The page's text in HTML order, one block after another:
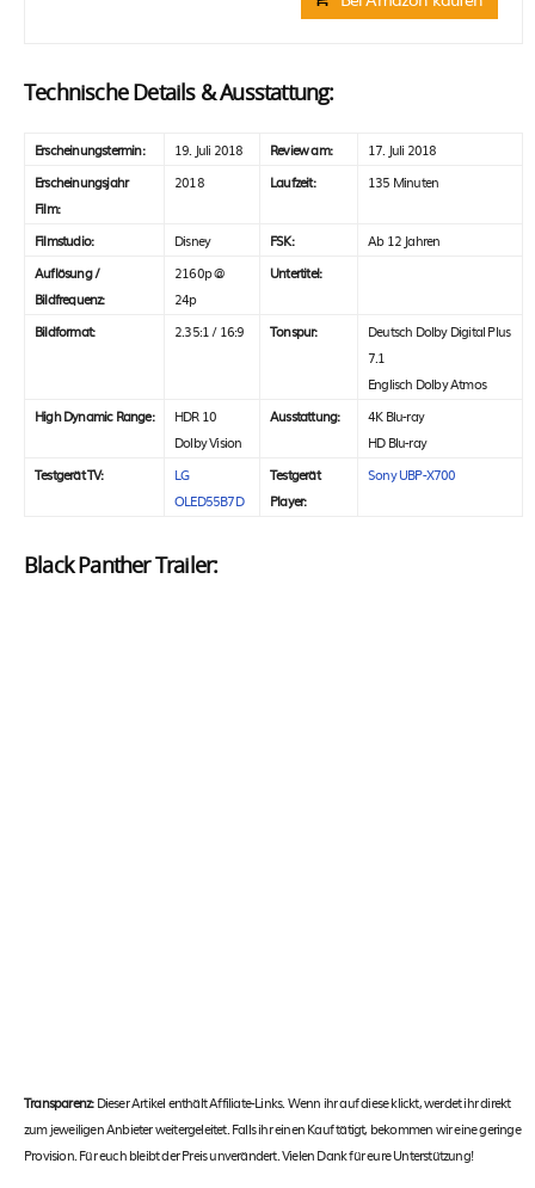
Technische Details & Ausstattung:
Erscheinungstermin: 19. Juli 2018 Review am:
17. Juli 2018
Erscheinungsjahr
Film:
2018 Laufzeit: 135 Minuten
Filmstudio: Disney FSK:
Ab 12 Jahren
Auflösung /
Bildfrequenz:
2160p @
24p
Untertitel:
Bildformat: 2.35:1 / 16:9 Tonspur:
Deutsch Dolby Digital Plus
7.1
Englisch Dolby Atmos
High Dynamic Range:
HDR 10
Dolby Vision
Ausstattung:
4K Blu-ray
HD Blu-ray
Testgerät TV:
LG
OLED55B7D
Testgerät
Player:
Sony UBP-X700
Black Panther Trailer:
Transparenz:Dieser Artikel enthält Affiliate-Links. Wenn ihr auf diese klickt, werdet ihr direkt
zum jeweiligen Anbieter weitergeleitet. Falls ihr einen Kauf tätigt, bekommen wir eine geringe
Provision. Für euch bleibt der Preis unverändert. Vielen Dank für eure Unterstützung!